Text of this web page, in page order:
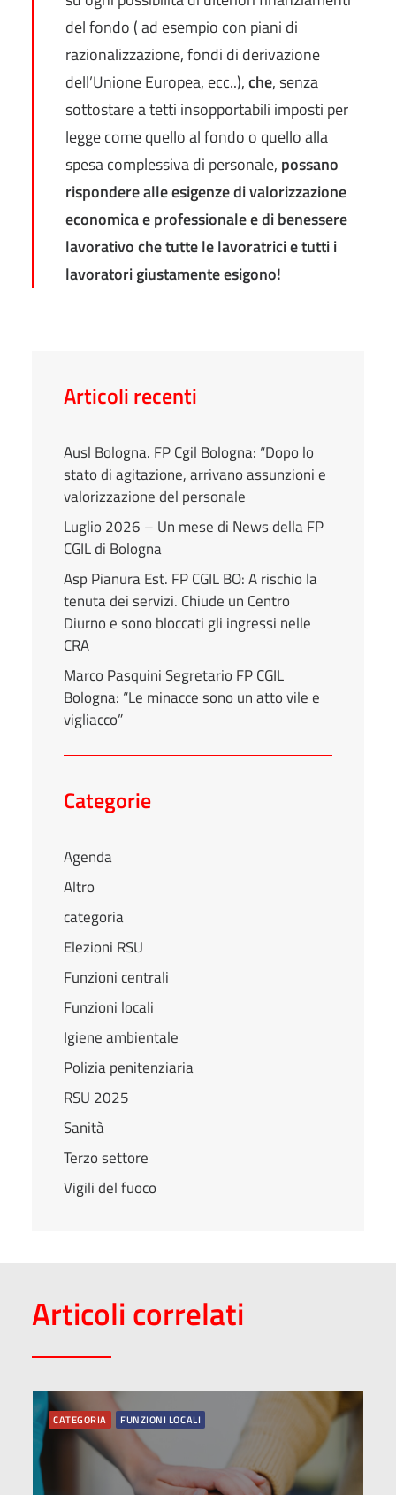
del fondo ( ad esempio con piani di
razionalizzazione, fondi di derivazione
dell’Unione Europea, ecc..),che, senza
sottostare a tetti insopportabili imposti per
legge come quello al fondo o quello alla
spesa complessiva di personale, possano
rispondere alle esigenze di valorizzazione
economica e professionale e di benessere
lavorativo che tutte le lavoratrici e tutti i
lavoratori giustamente esigono!
Articoli recenti
Ausl Bologna. FP Cgil Bologna: “Dopo lo
stato di agitazione, arrivano assunzioni e
valorizzazione del personale
Luglio 2026 – Un mese di News della FP
CGIL di Bologna
Asp Pianura Est. FP CGIL BO: A rischio la
tenuta dei servizi. Chiude un Centro
Diurno e sono bloccati gli ingressi nelle
CRA
Marco Pasquini Segretario FP CGIL
Bologna: “Le minacce sono un atto vile e
vigliacco”
Categorie
Agenda
Altro
categoria
Elezioni RSU
Funzioni centrali
Funzioni locali
Igiene ambientale
Polizia penitenziaria
RSU 2025
Sanità
Terzo settore
Vigili del fuoco
Articoli correlati
CATEGORIA FUNZIONI LOCALI